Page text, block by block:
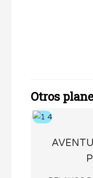
Otros